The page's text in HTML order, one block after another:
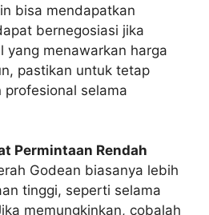
bisa mendapatkan
bernegosiasi jika
yang menawarkan harga
pastikan untuk tetap
selama
Permintaan Rendah
Godean biasanya lebih
tinggi, seperti selama
memungkinkan, cobalah